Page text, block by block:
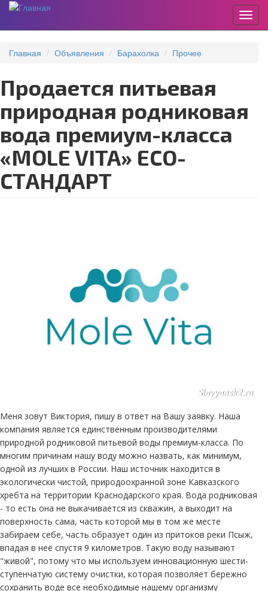
основному
Главная Объявления Барахолка Прочее
Продается питьевая
природная родниковая
вода премиум-класса
«MOLE VITA» ЕСО-
СТАНДАРТ
Меня зовут Виктория, пишу в ответ на Вашу заявку. Наша
компания является единственным производителями
природной родниковой питьевой воды премиум-класса. По
многим причинам нашу воду можно назвать, как минимум,
одной из лучших в России. Наш источник находится в
экологически чистой, природоохранной зоне Кавказского
хребта на территории Краснодарского края. Вода родниковая
- то есть она не выкачивается из скважин, а выходит на
поверхность сама, часть которой мы в том же месте
забираем себе, часть образует один из притоков реки Псыж,
впадая в неё спустя 9 километров. Такую воду называют
"живой", потому что мы используем инновационную шести-
ступенчатую систему очистки, которая позволяет бережно
сохранить воде все необходимые нашему организму